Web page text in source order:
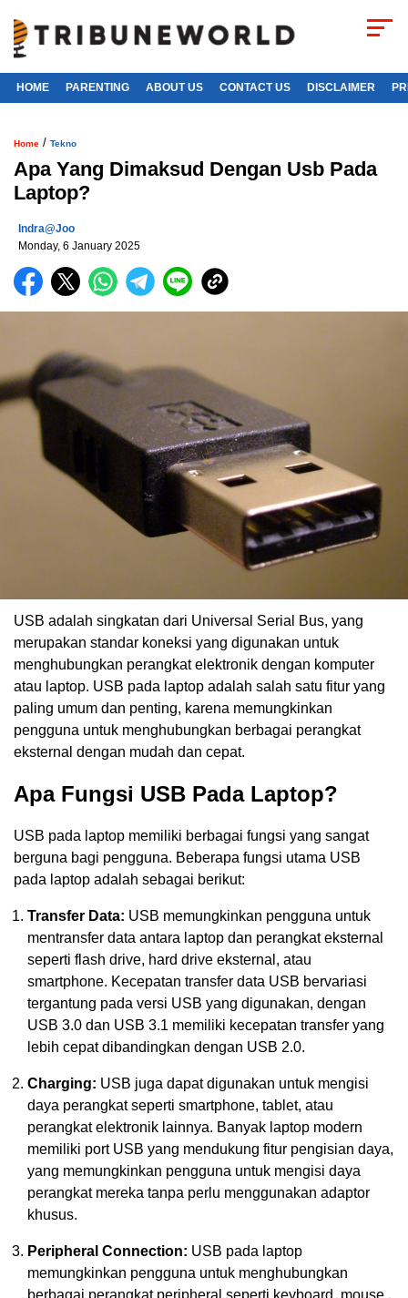
HOME PARENTING ABOUT US CONTACT US DISCLAIMER
Home / Tekno
Apa Yang Dimaksud Dengan Usb Pada
Laptop?
Indra@joo
Monday, 6 January 2025
USB adalah singkatan dari Universal Serial Bus, yang
merupakan standar koneksi yang digunakan untuk
menghubungkan perangkat elektronik dengan komputer
atau laptop. USB pada laptop adalah salah satu fitur yang
paling umum dan penting, karena memungkinkan
pengguna untuk menghubungkan berbagai perangkat
eksternal dengan mudah dan cepat.
Apa Fungsi USB Pada Laptop?
USB pada laptop memiliki berbagai fungsi yang sangat
berguna bagi pengguna. Beberapa fungsi utama USB
pada laptop adalah sebagai berikut:
Transfer Data: USB memungkinkan pengguna untuk
mentransfer data antara laptop dan perangkat eksternal
seperti flash drive, hard drive eksternal, atau
smartphone. Kecepatan transfer data USB bervariasi
tergantung pada versi USB yang digunakan, dengan
USB 3.0 dan USB 3.1 memiliki kecepatan transfer yang
lebih cepat dibandingkan dengan USB 2.0.
Charging: USB juga dapat digunakan untuk mengisi
daya perangkat seperti smartphone, tablet, atau
perangkat elektronik lainnya. Banyak laptop modern
memiliki port USB yang mendukung fitur pengisian daya,
yang memungkinkan pengguna untuk mengisi daya
perangkat mereka tanpa perlu menggunakan adaptor
khusus.
Peripheral Connection: USB pada laptop
memungkinkan pengguna untuk menghubungkan
berbagai perangkat peripheral seperti keyboard, mouse,